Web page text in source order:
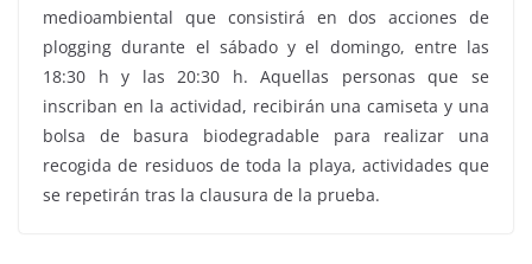
medioambiental que consistirá en dos acciones de
plogging durante el sábado y el domingo, entre las
18:30 h y las 20:30 h. Aquellas personas que se
inscriban en la actividad, recibirán una camiseta y una
bolsa de basura biodegradable para realizar una
recogida de residuos de toda la playa, actividades que
se repetirán tras la clausura de la prueba.